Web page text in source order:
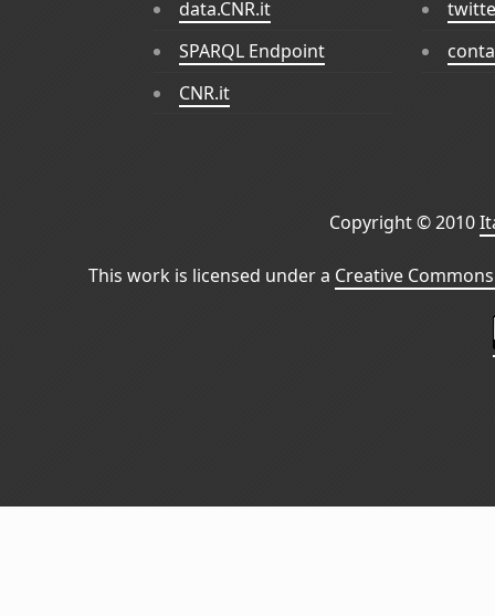
data.CNR.it
SPARQL Endpoint
CNR.it
Copyright © 2010
This work is licensed under a Creative